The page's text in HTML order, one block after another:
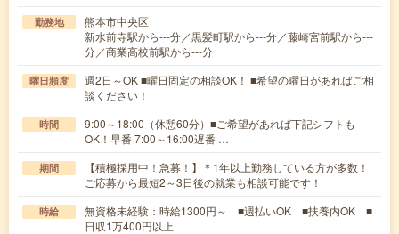
勤務地
熊本市中央区
新水前寺駅から---分／黒髪町駅から---分／藤崎宮前駅から---
分／商業高校前駅から---分
曜日頻度
週2日～OK ■曜日固定の相談OK！ ■希望の曜日があればご相
談ください！
時間
9:00～18:00（休憩60分）■ご希望があれば下記シフトも
OK！早番 7:00～16:00遅番 …
期間
【積極採用中！急募！】＊1年以上勤務している方が多数！
ご応募から最短2～3日後の就業も相談可能です！
時給
無資格未経験：時給1300円～ ■週払いOK ■扶養内OK ■
日収1万400円以上